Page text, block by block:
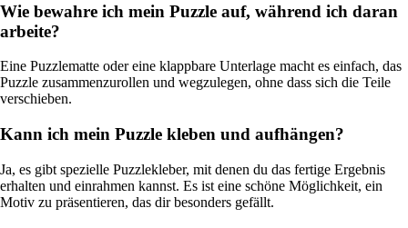
Wie bewahre ich mein Puzzle auf, während ich daran
arbeite?
Eine Puzzlematte oder eine klappbare Unterlage macht es einfach, das
Puzzle zusammenzurollen und wegzulegen, ohne dass sich die Teile
verschieben.
Kann ich mein Puzzle kleben und aufhängen?
Ja, es gibt spezielle Puzzlekleber, mit denen du das fertige Ergebnis
erhalten und einrahmen kannst. Es ist eine schöne Möglichkeit, ein
Motiv zu präsentieren, das dir besonders gefällt.